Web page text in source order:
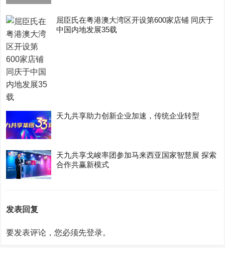
屈臣氏在粤港澳大湾区开设第600家店铺 同庆于
中国内地发展35载
天九共享助力创新企业加速，传统企业转型
天九共享戈峻率团参加马来西亚国家智慧展 探索
合作共赢新模式
发表回复
要发表评论，您必须先登录。